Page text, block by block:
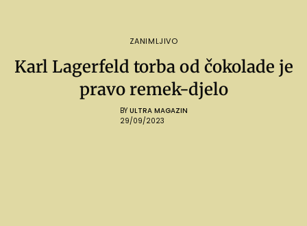
ZANIMLJIVO
Karl Lagerfeld torba od čokolade je
pravo remek-djelo
BY ULTRA MAGAZIN
29/09/2023